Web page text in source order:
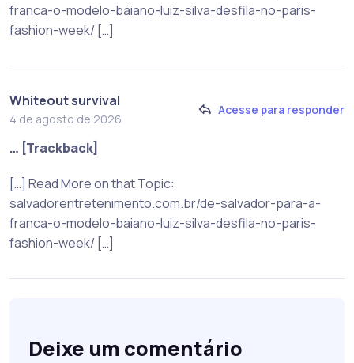
franca-o-modelo-baiano-luiz-silva-desfila-no-paris-
fashion-week/ […]
Whiteout survival
4 de agosto de 2026
Acesse para responder
… [Trackback]
[…] Read More on that Topic:
salvadorentretenimento.com.br/de-salvador-para-a-
franca-o-modelo-baiano-luiz-silva-desfila-no-paris-
fashion-week/ […]
Deixe um comentário